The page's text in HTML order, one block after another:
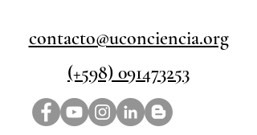
contacto@uconciencia.org
(+598) 091473253